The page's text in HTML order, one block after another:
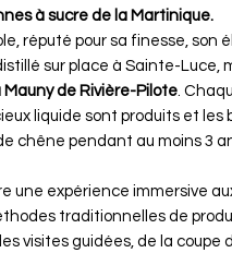
à sucre de la Martinique.
réputé pour sa finesse, son
sur place à Sainte-Luce,
Mauny de Rivière-Pilote .
liquide sont produits et les
chêne pendant au moins 3
une expérience immersive
traditionnelles de
visites guidées, de la coupe